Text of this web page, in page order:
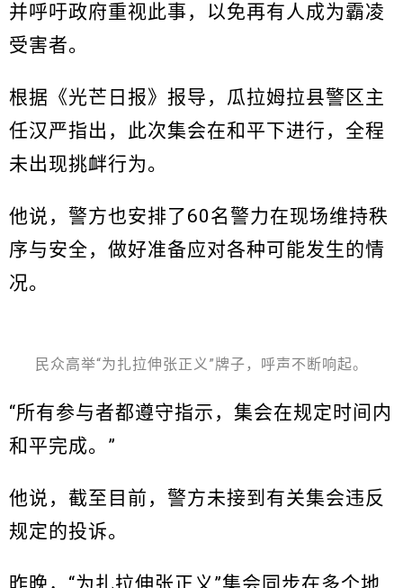
并呼吁政府重视此事，以免再有人成为霸凌
受害者。
根据《光芒日报》报导，瓜拉姆拉县警区主
任汉严指出，此次集会在和平下进行，全程
未出现挑衅行为。
他说，警方也安排了60名警力在现场维持秩
序与安全，做好准备应对各种可能发生的情
况。
民众高举“为扎拉伸张正义”牌子，呼声不断响起。
“所有参与者都遵守指示，集会在规定时间内
和平完成。”
他说，截至目前，警方未接到有关集会违反
规定的投诉。
昨晚，“为扎拉伸张正义”集会同步在多个地